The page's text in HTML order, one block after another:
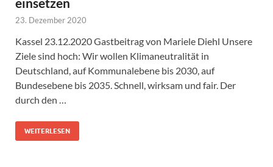
23. Dezember 2020
Kassel 23.12.2020 Gastbeitrag von Mariele Diehl Unsere
Ziele sind hoch: Wir wollen Klimaneutralität in
Deutschland, auf Kommunalebene bis 2030, auf
Bundesebene bis 2035. Schnell, wirksam und fair. Der
durch den …
WEITERLESEN